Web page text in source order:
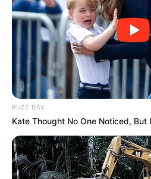
BUZZ DAY
Kate Thought No One Noticed, But